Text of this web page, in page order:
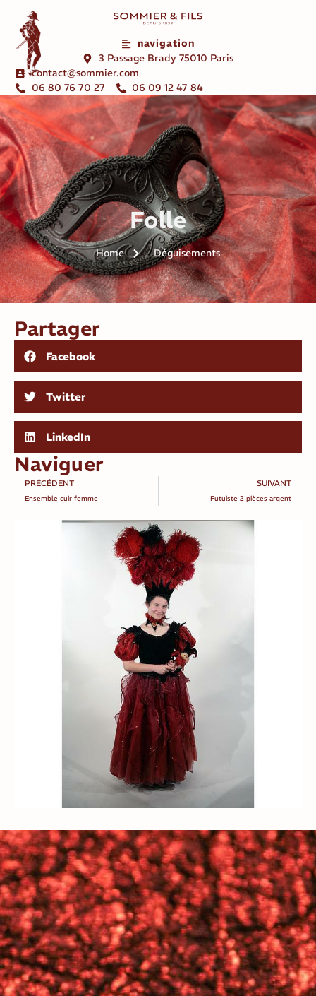
navigation
3 Passage Brady 75010 Paris
contact@sommier.com
06 80 76 70 27
06 09 12 47 84
Folle
Home Déguisements
Partager
Facebook
Twitter
LinkedIn
Naviguer
PRÉCÉDENT
Ensemble cuir femme
SUIVANT
Futuiste 2 pièces argent